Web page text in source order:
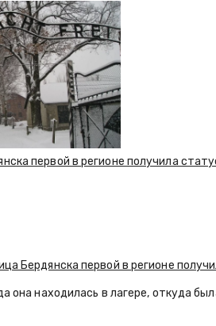
первой в регионе получила
Бердянска первой в регионе
она находилась в лагере, откуда